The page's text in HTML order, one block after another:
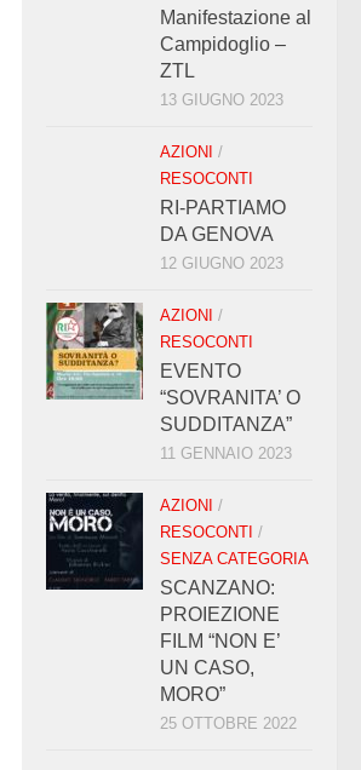
Manifestazione al
Campidoglio –
ZTL
13 GIUGNO 2023
AZIONI /
RESOCONTI
RI-PARTIAMO
DA GENOVA
12 GIUGNO 2023
AZIONI /
RESOCONTI
EVENTO
“SOVRANITA’ O
SUDDITANZA”
11 GENNAIO 2023
AZIONI /
RESOCONTI /
SENZA CATEGORIA
SCANZANO:
PROIEZIONE
FILM “NON E’
UN CASO,
MORO”
25 OTTOBRE 2022